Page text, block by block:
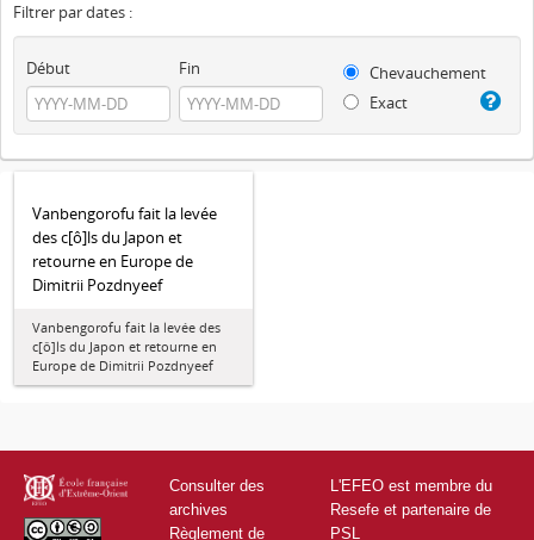
Filtrer par dates :
Début Fin
Chevauchement
Exact
Vanbengorofu fait la levée
des c[ô]ls du Japon et
retourne en Europe de
Dimitrii Pozdnyeef
Vanbengorofu fait la levée des
c[ô]ls du Japon et retourne en
Europe de Dimitrii Pozdnyeef
Consulter des
archives
Règlement de
L'EFEO est membre du
Resefe et partenaire de
PSL